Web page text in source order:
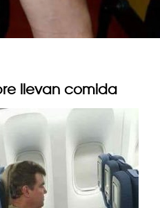
llevan comida